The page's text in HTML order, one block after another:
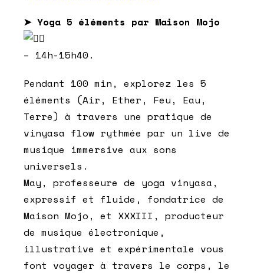
➤ Yoga 5 éléments par Maison Mojo
– 14h-15h40.
Pendant 100 min, explorez les 5
éléments (Air, Ether, Feu, Eau,
Terre) à travers une pratique de
vinyasa flow rythmée par un live de
musique immersive aux sons
universels.
May, professeure de yoga vinyasa,
expressif et fluide, fondatrice de
Maison Mojo, et XXXIII, producteur
de musique électronique,
illustrative et expérimentale vous
font voyager à travers le corps, le